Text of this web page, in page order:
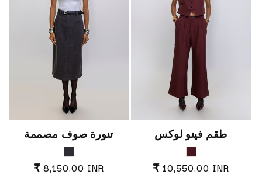
تنورة صوف مصممة
Charcoal Grey
السعر العادي
₹ 8,150.00 INR
طقم فينو لوكس
Burgundy
السعر العادي
₹ 10,550.00 INR